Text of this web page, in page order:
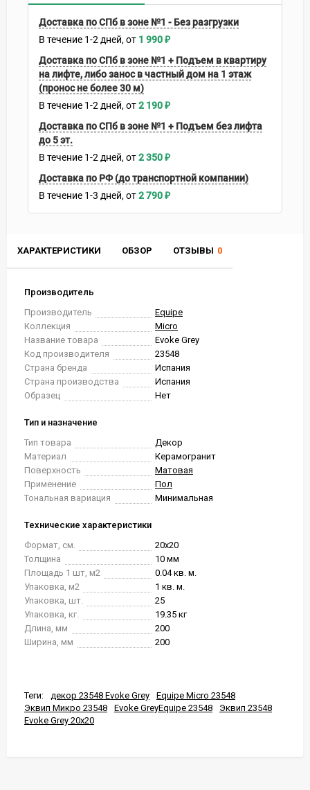
ХАРАКТЕРИСТИКИ ОБЗОР ОТЗЫВЫ 0
Производитель
Производитель
Equipe
Коллекция
Micro
Название товара
Evoke Grey
Код производителя
23548
Страна бренда
Испания
Страна производства
Испания
Образец
Нет
Тип и назначение
Тип товара
Декор
Материал
Керамогранит
Поверхность
Матовая
Применение
Пол
Тональная вариация
Минимальная
Технические характеристики
Формат, см.
20x20
Толщина
10 мм
Площадь 1 шт, м2
0.04 кв. м.
Упаковка, м2
1 кв. м.
Упаковка, шт.
25
Упаковка, кг.
19.35 кг
Длина, мм
200
Ширина, мм
200
Теги: декор 23548 Evoke Grey
Equipe Micro 23548
Эквип Микро 23548
Evoke GreyEquipe 23548
Эквип 23548
Evoke Grey 20x20
Доставка по СПб в зоне №1 - Без разгрузки
В течение 1-2 дней 1 990₽
Доставка по СПб в зоне №1 + Подъем в квартиру
на лифте, либо занос в частный дом на 1 этаж
(пронос не более 30 м)
В течение 1-2 дней 2 190₽
Доставка по СПб в зоне №1 + Подъем без лифта
до 5 эт.
В течение 1-2 дней 2 350₽
Доставка по РФ (до транспортной компании)
В течение 1-3 дней 2 790₽